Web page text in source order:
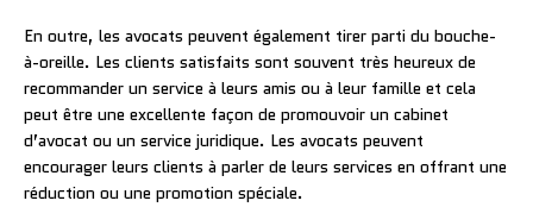
En outre, les avocats peuvent également tirer parti du bouche-
à-oreille. Les clients satisfaits sont souvent très heureux de
recommander un service à leurs amis ou à leur famille et cela
peut être une excellente façon de promouvoir un cabinet
d’avocat ou un service juridique. Les avocats peuvent
encourager leurs clients à parler de leurs services en offrant une
réduction ou une promotion spéciale.